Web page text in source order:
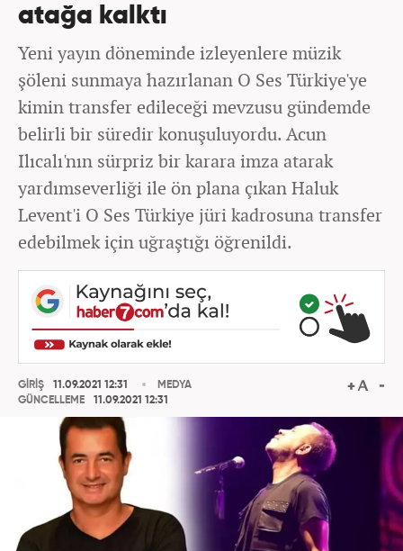
atağa kalktı
Yeni yayın döneminde izleyenlere müzik
şöleni sunmaya hazırlanan O Ses Türkiye'ye
kimin transfer edileceği mevzusu gündemde
belirli bir süredir konuşuluyordu. Acun
Ilıcalı'nın sürpriz bir karara imza atarak
yardımseverliği ile ön plana çıkan Haluk
Levent'i O Ses Türkiye jüri kadrosuna transfer
edebilmek için uğraştığı öğrenildi.
GİRİŞ
11.09.2021 12:31
GÜNCELLEME
11.09.2021 12:31
MEDYA